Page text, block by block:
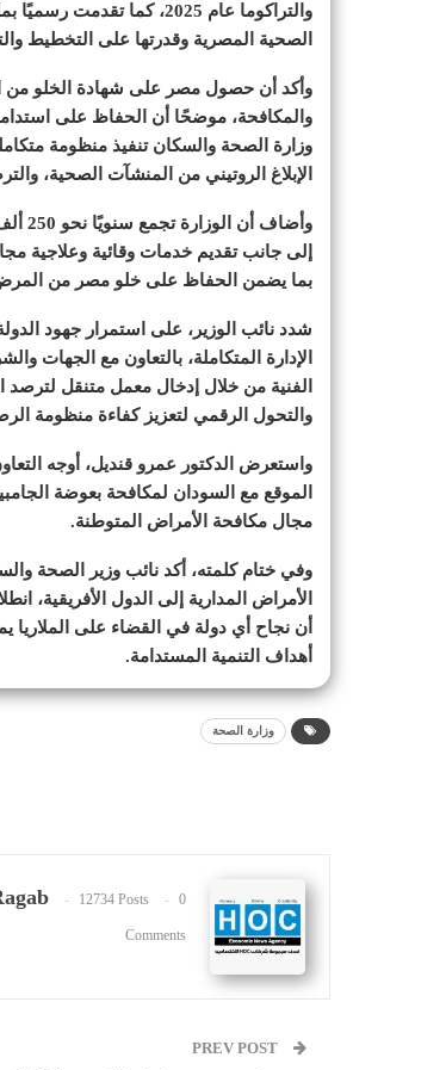
والتراكوما عام 2025،
الصحية المصرية وقدرتها على التخطيط
وأكد أن حصول مصر على شهادة الخلو من
والمكافحة، موضحًا أن الحفاظ على
وزارة الصحة والسكان تنفيذ منظومة
الإبلاغ الروتيني من المنشآت الصحية،
إلى جانب تقديم خدمات وقائية وعلاجية
بما يضمن الحفاظ على خلو مصر من
شدد نائب الوزير، على استمرار جهود
الإدارة المتكاملة، بالتعاون مع الجهات
والتحول الرقمي لتعزيز كفاءة منظومة
واستعرض الدكتور عمرو قنديل، أوجه
الموقع مع السودان لمكافحة بعوضة
مجال مكافحة الأمراض المتوطنة.
وفي ختام كلمته، أكد نائب وزير الصحة
الأمراض المدارية إلى الدول الأفريقية،
أن نجاح أي دولة في القضاء على
أهداف التنمية المستدامة.
وزارة الصحة
12734 Posts 0
Comments